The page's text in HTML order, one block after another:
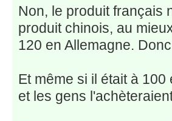
Non, le produit français
produit chinois, au
120 en Allemagne.
Et même si il était à
et les gens